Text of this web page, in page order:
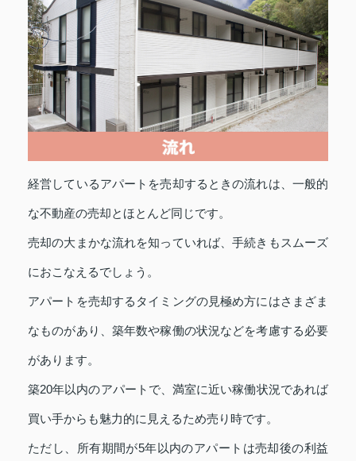
経営しているアパートを売却するときの流れは、一般的
な不動産の売却とほとんど同じです。
売却の大まかな流れを知っていれば、手続きもスムーズ
におこなえるでしょう。
アパートを売却するタイミングの見極め方にはさまざま
なものがあり、築年数や稼働の状況などを考慮する必要
があります。
築20年以内のアパートで、満室に近い稼働状況であれば
買い手からも魅力的に見えるため売り時です。
ただし、所有期間が5年以内のアパートは売却後の利益